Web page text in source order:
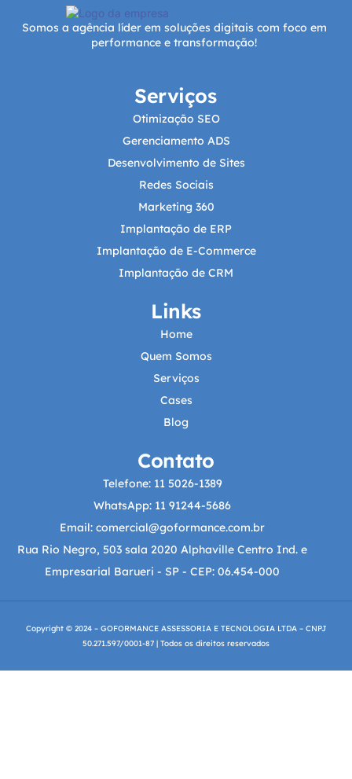
Somos a agência líder em soluções digitais com foco em
performance e transformação!
Serviços
Otimização SEO
Gerenciamento ADS
Desenvolvimento de Sites
Redes Sociais
Marketing 360
Implantação de ERP
Implantação de E-Commerce
Implantação de CRM
Links
Home
Quem Somos
Serviços
Cases
Blog
Contato
Telefone: 11 5026-1389
WhatsApp: 11 91244-5686
Email: comercial@goformance.com.br
Rua Rio Negro, 503 sala 2020 Alphaville Centro Ind. e
Empresarial Barueri - SP - CEP: 06.454-000
Copyright © 2024 – GOFORMANCE ASSESSORIA E TECNOLOGIA LTDA – CNPJ
50.271.597/0001-87 | Todos os direitos reservados